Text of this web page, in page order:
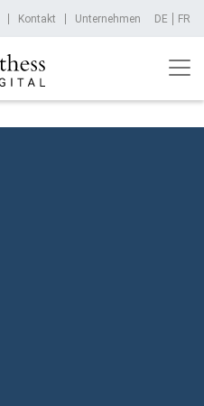
Kontakt Unternehmen DE FR